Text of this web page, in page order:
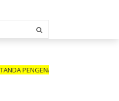
(ID CARD) YANG MASIH